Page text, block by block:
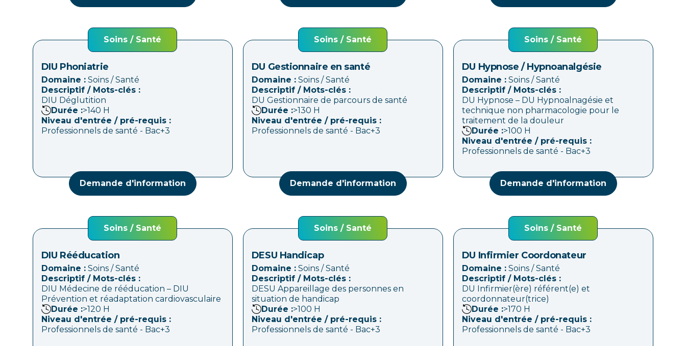
Soins / Santé
DIU Phoniatrie
Domaine : Soins / Santé
Descriptif / Mots-clés :
DIU Déglutition
Durée :>140 H
Niveau d'entrée / pré-requis :
Professionnels de santé - Bac+3
Demande d'information
Soins / Santé
DU Gestionnaire en santé
Domaine : Soins / Santé
Descriptif / Mots-clés :
DU Gestionnaire de parcours de santé
Durée :>130 H
Niveau d'entrée / pré-requis :
Professionnels de santé - Bac+3
Demande d'information
Soins / Santé
DU Hypnose / Hypnoanalgésie
Domaine : Soins / Santé
Descriptif / Mots-clés :
DU Hypnose – DU Hypnoalnagésie et
technique non pharmacologie pour le
traitement de la douleur
Durée :>100 H
Niveau d'entrée / pré-requis :
Professionnels de santé - Bac+3
Demande d'information
Soins / Santé
DIU Rééducation
Domaine : Soins / Santé
Descriptif / Mots-clés :
DIU Médecine de rééducation – DIU
Prévention et réadaptation cardiovasculaire
Durée :>120 H
Niveau d'entrée / pré-requis :
Professionnels de santé - Bac+3
Soins / Santé
DESU Handicap
Domaine : Soins / Santé
Descriptif / Mots-clés :
DESU Appareillage des personnes en
situation de handicap
Durée :>100 H
Niveau d'entrée / pré-requis :
Professionnels de santé - Bac+3
Soins / Santé
DU Infirmier Coordonateur
Domaine : Soins / Santé
Descriptif / Mots-clés :
DU Infirmier(ère) référent(e) et
coordonnateur(trice)
Durée :>170 H
Niveau d'entrée / pré-requis :
Professionnels de santé - Bac+3